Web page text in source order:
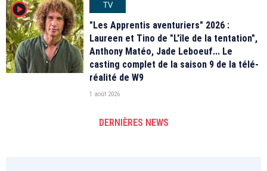
player2
TV
"Les Apprentis aventuriers" 2026 :
Laureen et Tino de "L'île de la tentation",
Anthony Matéo, Jade Leboeuf... Le
casting complet de la saison 9 de la télé-
réalité de W9
1 août 2026
DERNIÈRES NEWS